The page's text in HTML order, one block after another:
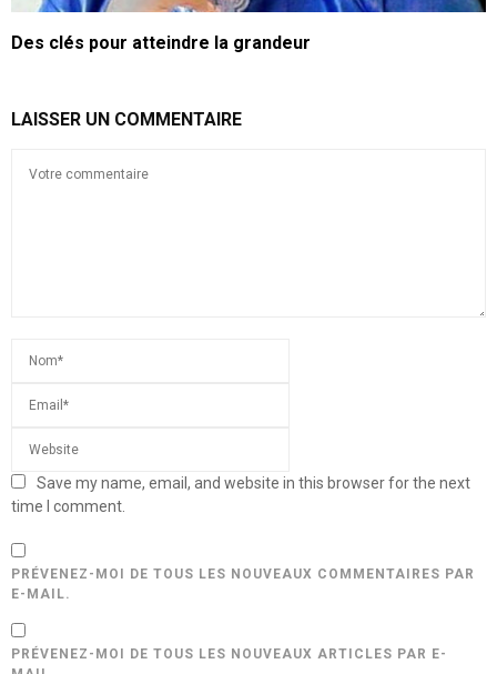
Des clés pour atteindre la grandeur
LAISSER UN COMMENTAIRE
Save my name, email, and website in this browser for the next
time I comment.
PRÉVENEZ-MOI DE TOUS LES NOUVEAUX COMMENTAIRES PAR
E-MAIL.
PRÉVENEZ-MOI DE TOUS LES NOUVEAUX ARTICLES PAR E-